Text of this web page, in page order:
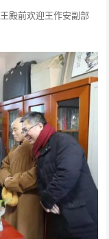
殿前欢迎王作安副部